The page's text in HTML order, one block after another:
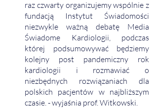
raz czwarty organizujemy wspólnie z
fundacją Instytut Świadomości
niezwykle ważną debatę Media
Świadome Kardiologii, podczas
której podsumowywać będziemy
kolejny post pandemiczny rok
kardiologii i rozmawiać o
niezbędnych rozwiązaniach dla
polskich pacjentów w najbliższym
czasie. - wyjaśnia prof. Witkowski.